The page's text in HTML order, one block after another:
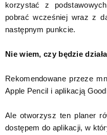
korzystać z
pobrać wcześniej wraz z
następnym punkcie.
Nie wiem, czy będzie
Rekomendowane przeze
Apple Pencil i aplikacją
Ale otworzysz ten planer
dostępem do aplikacji, w